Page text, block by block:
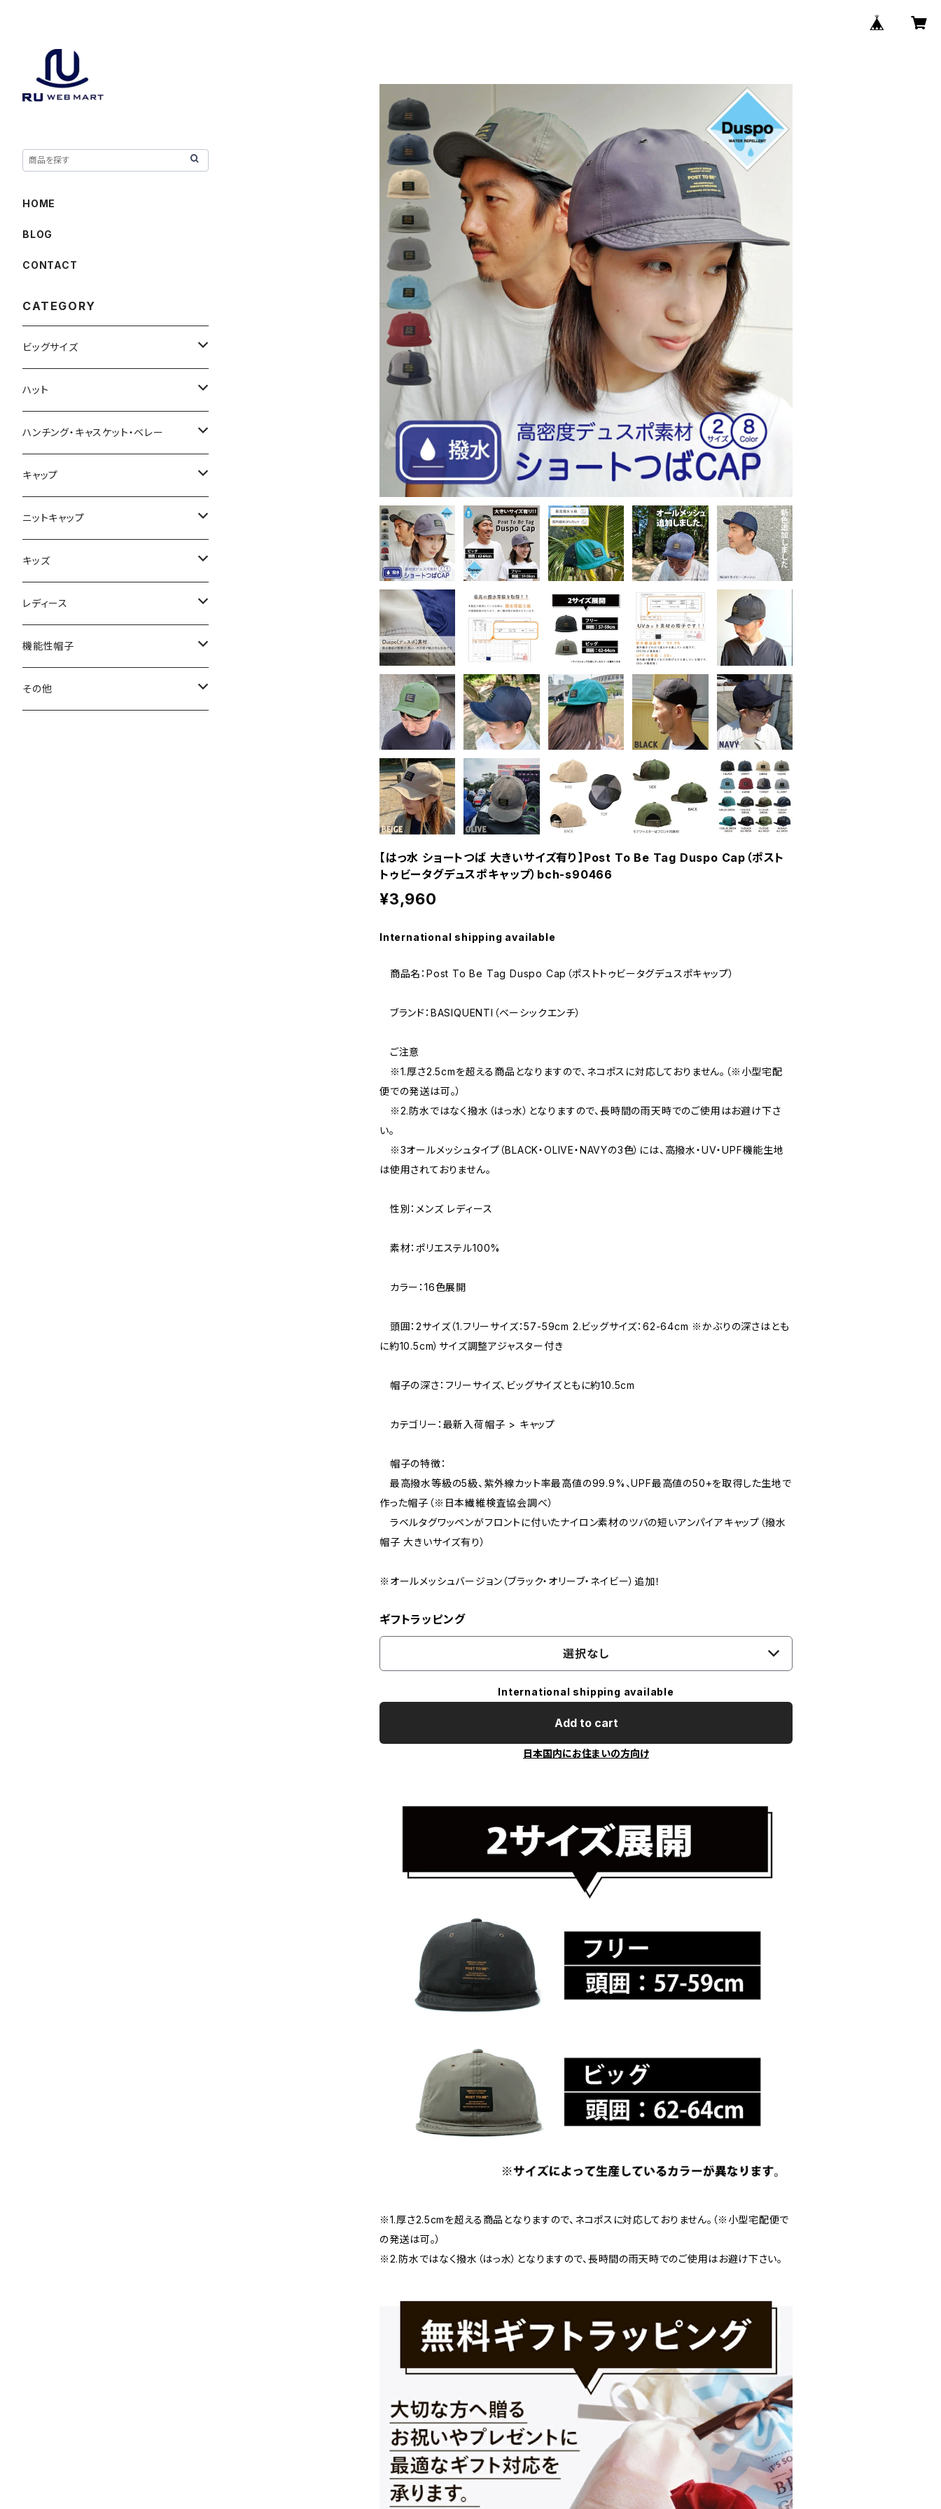
【はっ水 ショートつば 大きいサイズ有り】Post To Be Tag Duspo Cap（ポスト
トゥビータグデュスポキャップ）bch-s90466
¥3,960
International shipping available
商品名：Post To Be Tag Duspo Cap（ポストトゥビータグデュスポキャップ）
ブランド：BASIQUENTI（ベーシックエンチ）
ご注意
※1.厚さ2.5cmを超える商品となりますので、ネコポスに対応しておりません。（※小型宅配
便での発送は可。）
※2.防水ではなく撥水（はっ水）となりますので、長時間の雨天時でのご使用はお避け下さ
い。
※3オールメッシュタイプ（BLACK・OLIVE・NAVYの3色）には、高撥水・UV・UPF機能生地
は使用されておりません。
性別：メンズ レディース
素材：ポリエステル100%
カラー：16色展開
頭囲：2サイズ（1.フリーサイズ：57-59cm 2.ビッグサイズ：62-64cm ※かぶりの深さはとも
に約10.5cm）サイズ調整アジャスター付き
帽子の深さ：フリーサイズ、ビッグサイズともに約10.5cm
カテゴリー：最新入荷帽子 > キャップ
帽子の特徴：
最高撥水等級の5級、紫外線カット率最高値の99.9%、UPF最高値の50+を取得した生地で
作った帽子（※日本繊維検査協会調べ）
ラベルタグワッペンがフロントに付いたナイロン素材のツバの短いアンパイアキャップ（撥水
帽子 大きいサイズ有り）
※オールメッシュバージョン（ブラック・オリーブ・ネイビー）追加！
ギフトラッピング
選択なし
International shipping available
Add to cart
日本国内にお住まいの方向け
※1.厚さ2.5cmを超える商品となりますので、ネコポスに対応しておりません。（※小型宅配便で
の発送は可。）
※2.防水ではなく撥水（はっ水）となりますので、長時間の雨天時でのご使用はお避け下さい。
HOME
BLOG
CONTACT
CATEGORY
ビッグサイズ
春夏
秋冬
ハット
春夏
秋冬
ハンチング・キャスケット・ベレー
春夏
秋冬
キャップ
春夏
秋冬
ニットキャップ
春夏
秋冬
キッズ
春夏
秋冬
レディース
春夏
秋冬
機能性帽子
春夏
その他